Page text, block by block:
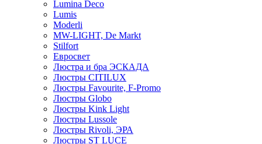
Lumina Deco
Lumis
Moderli
MW-LIGHT, De Markt
Stilfort
Евросвет
Люстра и бра ЭСКАДА
Люстры CITILUX
Люстры Favourite, F-Promo
Люстры Globo
Люстры Kink Light
Люстры Lussole
Люстры Rivoli, ЭРА
Люстры ST LUCE